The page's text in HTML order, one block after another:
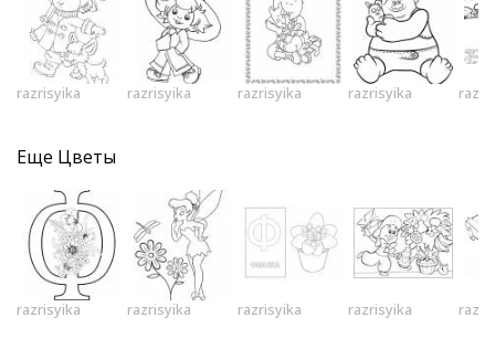
razrisyika razrisyika razrisyika razrisyika
Еще Цветы
razrisyika razrisyika razrisyika razrisyika